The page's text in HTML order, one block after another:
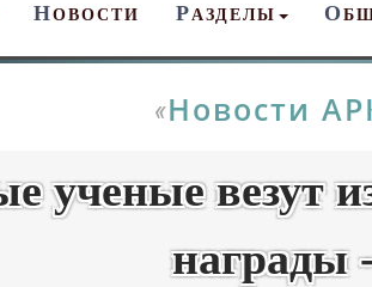
НОВОСТИ РАЗДЕЛЫ О
«Новости
ученые везут
награды